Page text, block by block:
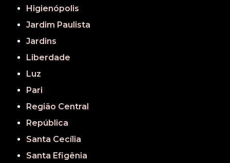
Higienópolis
Jardim Paulista
Jardins
Liberdade
Luz
Pari
Região Central
República
Santa Cecília
Santa Efigênia